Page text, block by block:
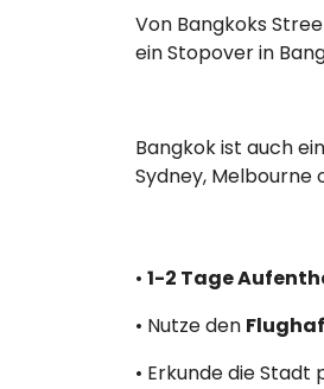
Von Bangkoks
ein Stopover in
Bangkok ist auch
Sydney, Melbourne
• 1-2 Tage
• Nutze den
• Erkunde die Stadt